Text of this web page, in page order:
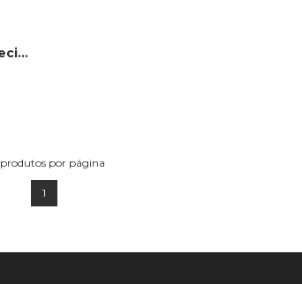
Camiseta HD Juvenil Especial Estampada Island Azul Marinho
produtos por página
1